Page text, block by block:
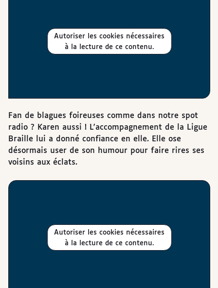
Autoriser les cookies nécessaires
à la lecture de ce contenu.
Fan de blagues foireuses comme dans notre spot
radio ? Karen aussi ! L'accompagnement de la Ligue
Braille lui a donné confiance en elle. Elle ose
désormais user de son humour pour faire rires ses
voisins aux éclats.
Autoriser les cookies nécessaires
à la lecture de ce contenu.